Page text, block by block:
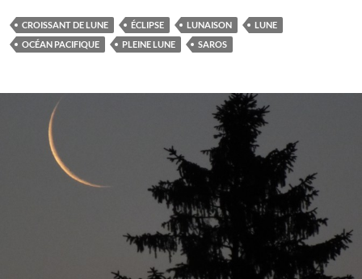
CROISSANT DE LUNE ÉCLIPSE LUNAISON
LUNE
OCÉAN PACIFIQUE
PLEINE LUNE SAROS